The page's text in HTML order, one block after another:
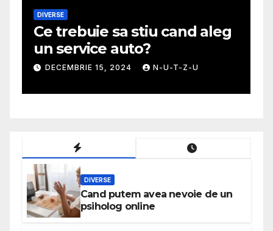
DIVERSE
Ce trebuie sa stiu cand aleg
un service auto?
DECEMBRIE 15, 2024 N-U-T-Z-U
DIVERSE
Cand putem avea nevoie de un
psiholog online